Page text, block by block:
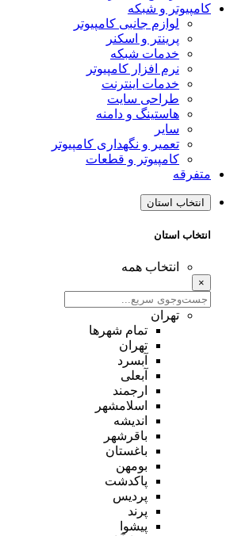
کامپیوتر و شبکه
لوازم جانبی کامپیوتر
پرینتر و اسکنر
خدمات شبکه
نرم افزار کامپیوتر
خدمات اینترنت
طراحی سایت
هاستینگ و دامنه
سایر
تعمیر و نگهداری کامپیوتر
کامپیوتر و قطعات
متفرقه
انتخاب استان
انتخاب استان
انتخاب همه
×
تهران
تمام شهر‌ها
تهران
آبسرد
آبعلی
ارجمند
اسلامشهر
اندیشه
باقرشهر
باغستان
بومهن
پاکدشت
پردیس
پرند
پیشوا